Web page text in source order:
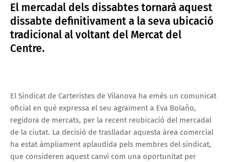
El mercadal dels dissabtes tornarà aquest
dissabte definitivament a la seva ubicació
tradicional al voltant del Mercat del
Centre.
El Sindicat de Carteristes de Vilanova ha emès un comunicat
oficial en què expressa el seu agraïment a Eva Bolaño,
regidora de mercats, per la recent reubicació del mercadal
de la ciutat. La decisió de traslladar aquesta àrea comercial
ha estat àmpliament aplaudida pels membres del sindicat,
que consideren aquest canvi com una oportunitat per